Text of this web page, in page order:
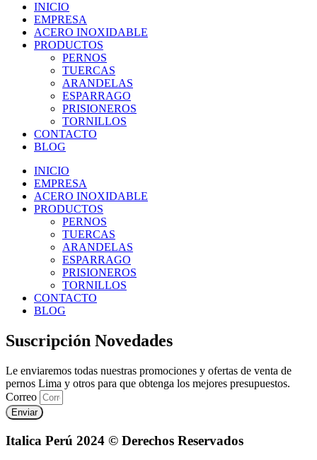
INICIO
EMPRESA
ACERO INOXIDABLE
PRODUCTOS
PERNOS
TUERCAS
ARANDELAS
ESPARRAGO
PRISIONEROS
TORNILLOS
CONTACTO
BLOG
INICIO
EMPRESA
ACERO INOXIDABLE
PRODUCTOS
PERNOS
TUERCAS
ARANDELAS
ESPARRAGO
PRISIONEROS
TORNILLOS
CONTACTO
BLOG
Suscripción Novedades
Le enviaremos todas nuestras promociones y ofertas de venta de
pernos Lima y otros para que obtenga los mejores presupuestos.
Correo
Enviar
Italica Perú 2024 © Derechos Reservados